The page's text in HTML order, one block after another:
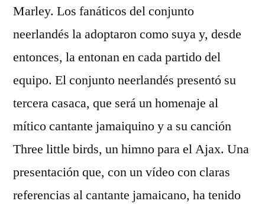
Marley. Los fanáticos del conjunto
neerlandés la adoptaron como suya y, desde
entonces, la entonan en cada partido del
equipo. El conjunto neerlandés presentó su
tercera casaca, que será un homenaje al
mítico cantante jamaiquino y a su canción
Three little birds, un himno para el Ajax. Una
presentación que, con un vídeo con claras
referencias al cantante jamaicano, ha tenido